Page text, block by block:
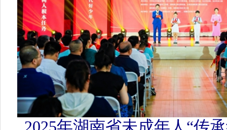
2025年湖南省未成年人“传承
党”主题活动暨“新时代湖南好少
会现场。